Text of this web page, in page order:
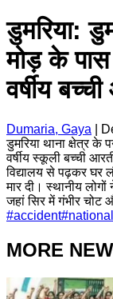
डुमरिया:
मोड़ के
वर्षीय
Dumaria, Gaya
डुमरिया थाना क्षेत्र
वर्षीय स्कूली बच्ची
विद्यालय से पढ़कर घर
मार दी। स्थानीय
जहां सिर में गंभीर चोट
#accident#national
MORE